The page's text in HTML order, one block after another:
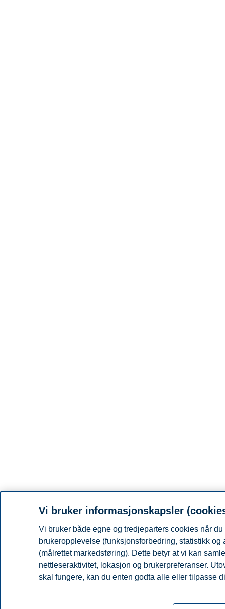
Vi bruker informasjonskapsler
Vi bruker både egne og tredjeparters cookies når
brukeropplevelse (funksjonsforbedring, statistikk
(målrettet markedsføring). Dette betyr at vi kan
nettleseraktivitet, lokasjon og brukerpreferanser.
skal fungere, kan du enten godta alle eller tilpasse